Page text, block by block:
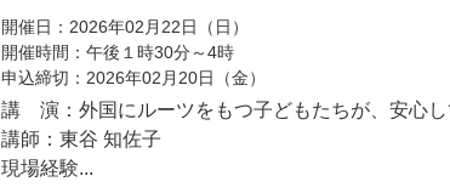
開催日：2026年02月22日（日）
開催時間：午後１時30分～4時
申込締切：2026年02月20日（金）
講 演：外国にルーツをもつ子どもたちが、安心
講師：東谷 知佐子
現場経験...